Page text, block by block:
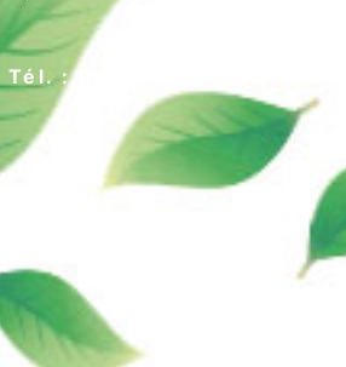
Tél. : 05 59 02 75 55